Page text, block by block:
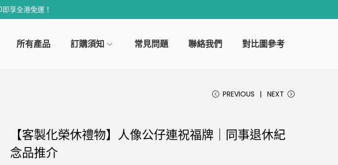
享全港免運！
所有產品 訂購須知 常見問題 聯絡我們 對比圖參考
PREVIOUS NEXT
【客製化榮休禮物】人像公仔連祝福牌｜同事退休紀
念品推介